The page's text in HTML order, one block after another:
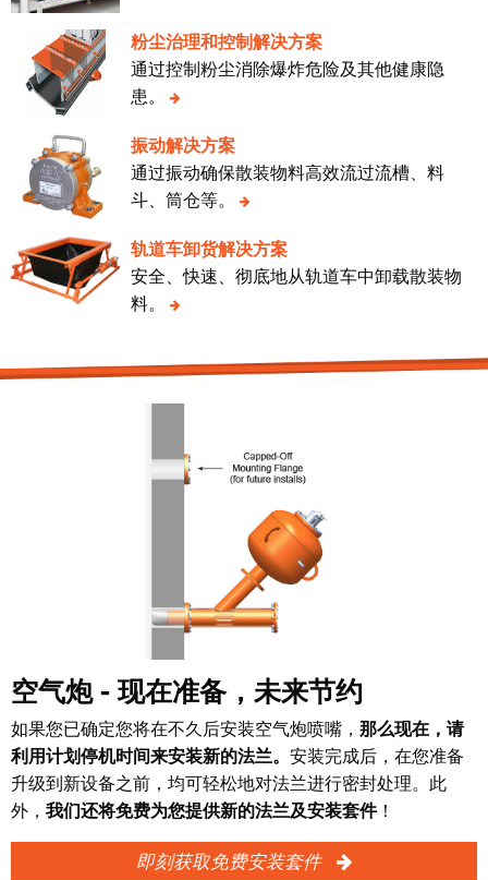
粉尘治理和控制解决方案
通过控制粉尘消除爆炸危险及其他健康隐
患。
振动解决方案
通过振动确保散装物料高效流过流槽、料
斗、筒仓等。
轨道车卸货解决方案
安全、快速、彻底地从轨道车中卸载散装物
料。
空气炮 - 现在准备，未来节约
如果您已确定您将在不久后安装空气炮喷嘴， 那么现在，请
利用计划停机时间来安装新的法兰。 安装完成后，在您准备
升级到新设备之前，均可轻松地对法兰进行密封处理。此
外， 我们还将免费为您提供新的法兰及安装套件！
即刻获取免费安装套件